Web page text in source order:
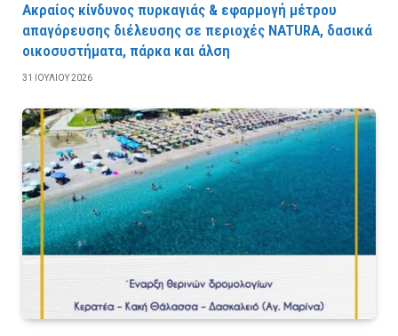
Ακραίος κίνδυνος πυρκαγιάς & εφαρμογή μέτρου
απαγόρευσης διέλευσης σε περιοχές NATURA, δασικά
οικοσυστήματα, πάρκα και άλση
31 ΙΟΥΛΊΟΥ 2026